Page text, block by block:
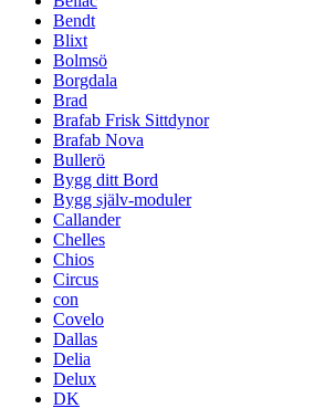
Bendt
Blixt
Bolmsö
Borgdala
Brad
Brafab Frisk Sittdynor
Brafab Nova
Bullerö
Bygg ditt Bord
Bygg själv-moduler
Callander
Chelles
Chios
Circus
con
Covelo
Dallas
Delia
Delux
DK